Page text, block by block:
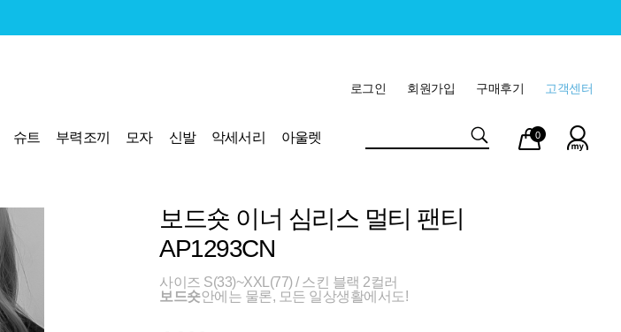
고객센터
구매후기
회원가입
로그인
슈트 부력조끼 모자 신발 악세서리
아울렛
마이
페이
장바
구니
0
보드숏 이너 심리스 멀티 팬티
AP1293CN
사이즈 S(33)~XXL(77) / 스킨 블랙 2컬러
보드숏안에는 물론, 모든 일상생활에서도!